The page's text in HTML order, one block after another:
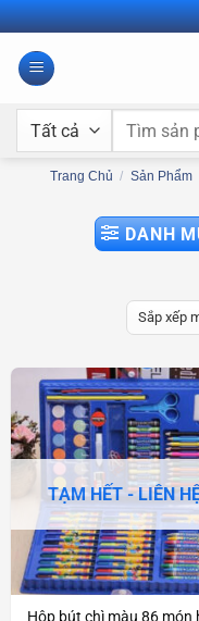
Bỏ
qua
nội
Tìm
Trang Chủ / Sản Phẩm
DANH
TẠM HẾT - LIÊN
Hộp bút chì màu 86 món